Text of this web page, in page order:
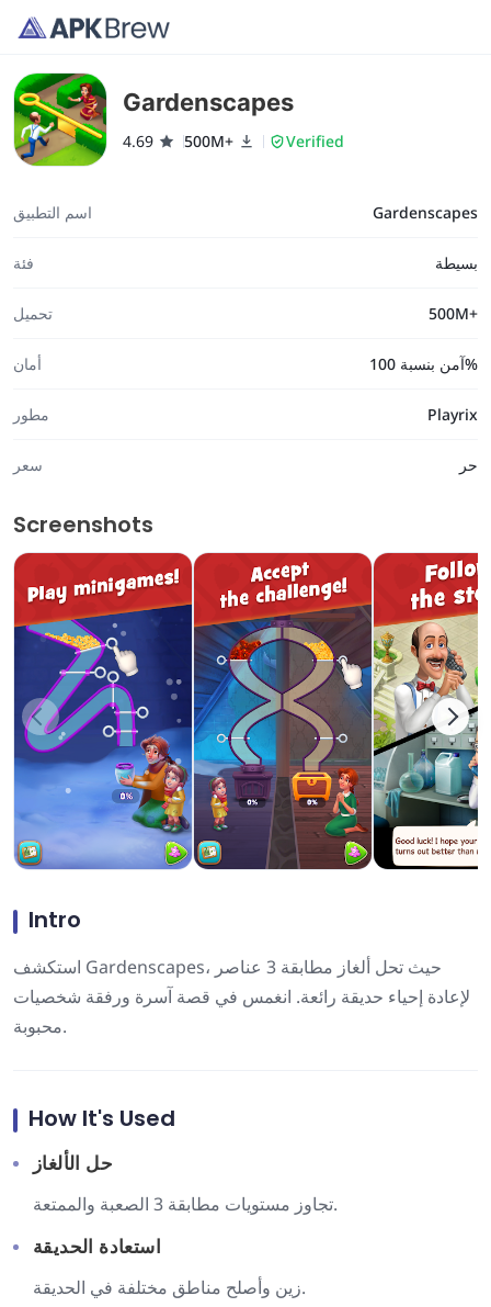
Gardenscapes
4.69 500M+ Verified
اسم التطبيق Gardenscapes
فئة بسيطة
تحميل 500M+
أمان آمن بنسبة 100%
مطور Playrix
سعر حر
Screenshots
Intro
استكشف Gardenscapes، حيث تحل ألغاز مطابقة 3 عناصر
لإعادة إحياء حديقة رائعة. انغمس في قصة آسرة ورفقة شخصيات
محبوبة.
How It's Used
حل الألغاز
تجاوز مستويات مطابقة 3 الصعبة والممتعة.
استعادة الحديقة
زين وأصلح مناطق مختلفة في الحديقة.